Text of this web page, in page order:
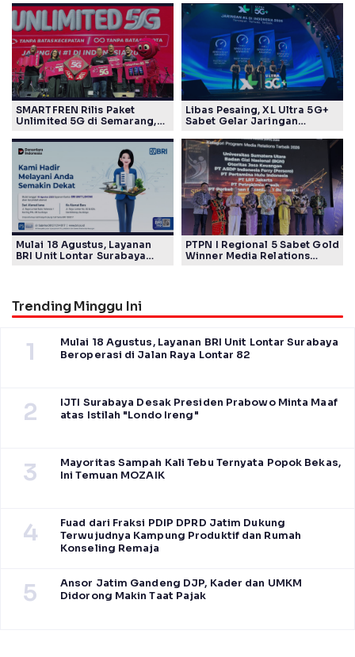
SMARTFREN Rilis Paket
Unlimited 5G di Semarang,
Libas Pesaing, XL Ultra 5G+
Sabet Gelar Jaringan
Mulai 18 Agustus, Layanan
BRI Unit Lontar Surabaya
PTPN I Regional 5 Sabet Gold
Winner Media Relations
Trending Minggu Ini
1
Mulai 18 Agustus, Layanan BRI Unit Lontar Surabaya
Beroperasi di Jalan Raya Lontar 82
2
IJTI Surabaya Desak Presiden Prabowo Minta Maaf
atas Istilah "Londo Ireng"
3
Mayoritas Sampah Kali Tebu Ternyata Popok Bekas,
Ini Temuan MOZAIK
4
Fuad dari Fraksi PDIP DPRD Jatim Dukung
Terwujudnya Kampung Produktif dan Rumah
Konseling Remaja
5
Ansor Jatim Gandeng DJP, Kader dan UMKM
Didorong Makin Taat Pajak